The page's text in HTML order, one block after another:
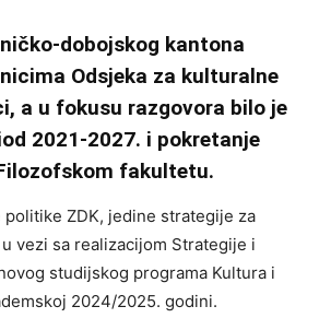
dobojskog kantona
Odsjeka za kulturalne
a u fokusu razgovora bilo je
2021-2027. i pokretanje
fakultetu.
ZDK, jedine strategije za
vezi sa realizacijom Strategije i
studijskog programa Kultura i
2024/2025. godini.